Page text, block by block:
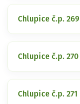
Chlupice č.p. 269
Chlupice č.p. 270
Chlupice č.p. 271